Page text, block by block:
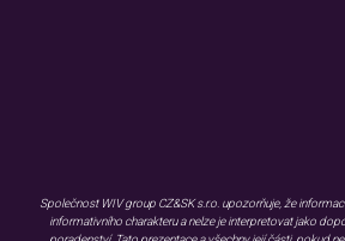
Společnost WIV group CZ&SK s.r.o. upozorňuje, že
informativního charakteru a nelze je interpretovat jako